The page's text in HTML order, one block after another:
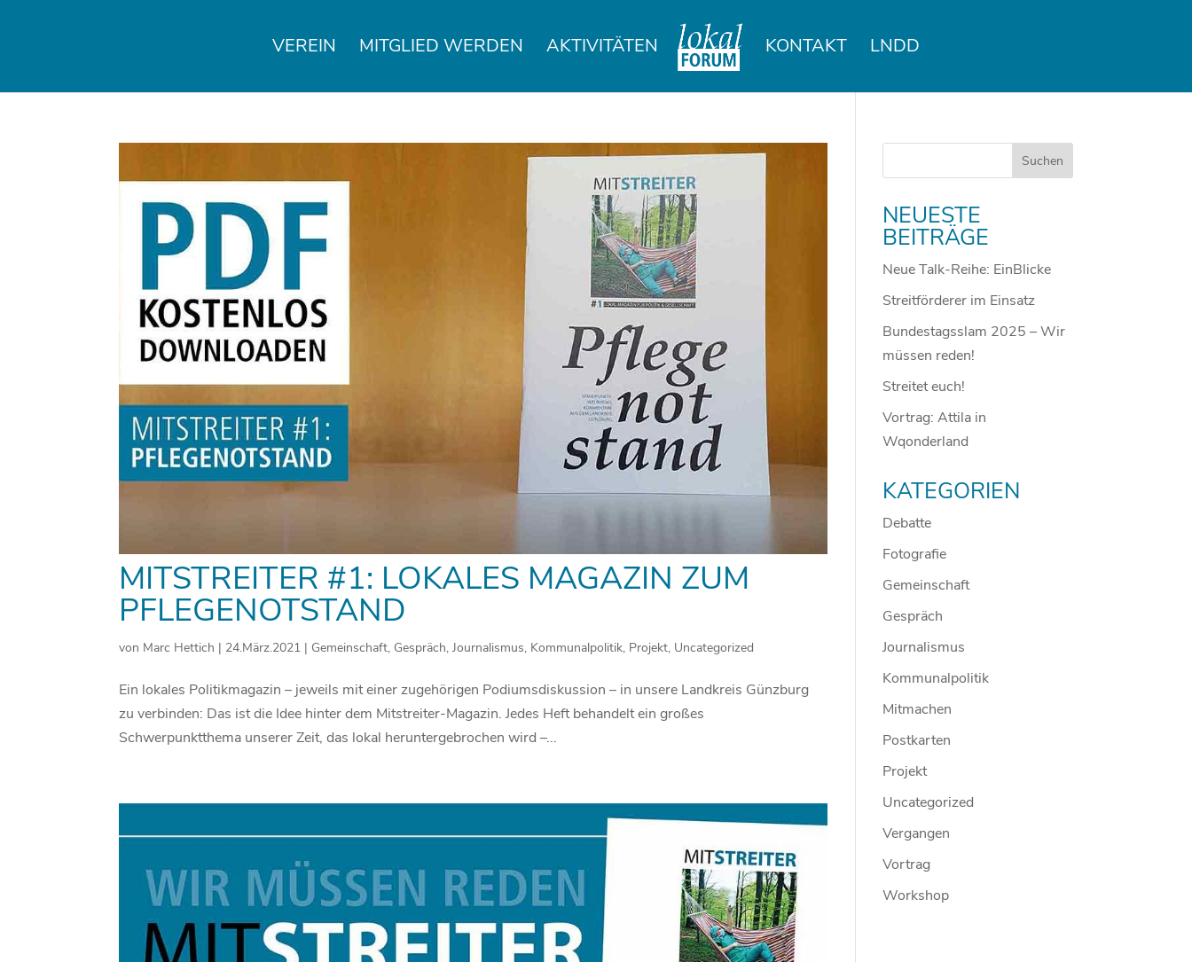
VEREIN MITGLIED WERDEN AKTIVITÄTEN KONTAKT LNDD
MITSTREITER #1: LOKALES MAGAZIN ZUM
PFLEGENOTSTAND
von Marc Hettich | 24.März.2021 | Gemeinschaft, Gespräch,Journalismus, Kommunalpolitik, Projekt, Uncategorized
Ein lokales Politikmagazin – jeweils mit einer zugehörigen Podiumsdiskussion – in unsere Landkreis Günzburg
zu verbinden: Das ist die Idee hinter dem Mitstreiter-Magazin. Jedes Heft behandelt ein großes
Schwerpunktthema unserer Zeit, das lokal heruntergebrochen wird –...
NEUESTE
BEITRÄGE
Neue Talk-Reihe: EinBlicke
Streitförderer im Einsatz
Bundestagsslam 2025 – Wir
müssen reden!
Streitet euch!
Vortrag: Attila in
Wqonderland
KATEGORIEN
Debatte
Fotografie
Gemeinschaft
Gespräch
Journalismus
Kommunalpolitik
Mitmachen
Postkarten
Projekt
Uncategorized
Vergangen
Vortrag
Workshop